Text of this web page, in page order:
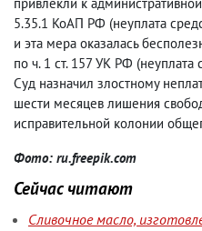
5.35.1 КоАП РФ (неуплата
и эта мера оказалась
по ч. 1 ст. 157 УК РФ (неуплата
Суд назначил злостному
шести месяцев лишения
исправительной колонии
Фото: ru.freepik.com
Сейчас читают
Сливочное масло,